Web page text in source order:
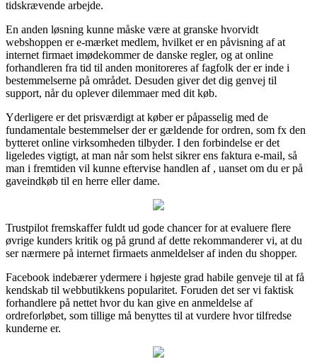
tidskrævende arbejde.
En anden løsning kunne måske være at granske hvorvidt
webshoppen er e-mærket medlem, hvilket er en påvisning af at
internet firmaet imødekommer de danske regler, og at online
forhandleren fra tid til anden monitoreres af fagfolk der er inde i
bestemmelserne på området. Desuden giver det dig genvej til
support, når du oplever dilemmaer med dit køb.
Yderligere er det prisværdigt at køber er påpasselig med de
fundamentale bestemmelser der er gældende for ordren, som fx den
bytteret online virksomheden tilbyder. I den forbindelse er det
ligeledes vigtigt, at man når som helst sikrer ens faktura e-mail, så
man i fremtiden vil kunne eftervise handlen af , uanset om du er på
gaveindkøb til en herre eller dame.
Trustpilot fremskaffer fuldt ud gode chancer for at evaluere flere
øvrige kunders kritik og på grund af dette rekommanderer vi, at du
ser nærmere på internet firmaets anmeldelser af inden du shopper.
Facebook indebærer ydermere i højeste grad habile genveje til at få
kendskab til webbutikkens popularitet. Foruden det ser vi faktisk
forhandlere på nettet hvor du kan give en anmeldelse af
ordreforløbet, som tillige må benyttes til at vurdere hvor tilfredse
kunderne er.